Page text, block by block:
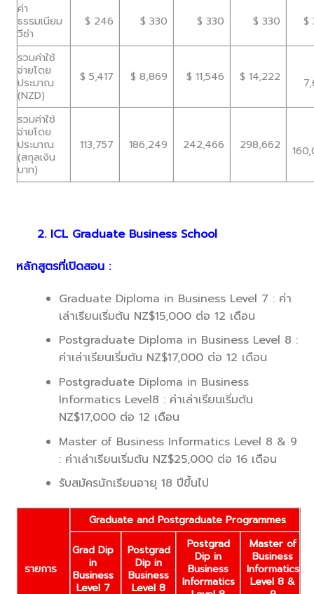
ค่า
ธรรมเนียม
วีซ่า
$ 246 $ 330 $ 330 $ 330 $
รวมค่าใช้
จ่ายโดย
ประมาณ
(NZD)
$ 5,417 $ 8,869 $ 11,546 $ 14,222
รวมค่าใช้
จ่ายโดย
ประมาณ
(สกุลเงิน
บาท)
113,757 186,249 242,466 298,662
2. ICL Graduate Business School
หลักสูตรที่เปิดสอน :
Graduate Diploma in Business Level 7 : ค่า
เล่าเรียนเริ่มต้น NZ$15,000 ต่อ 12 เดือน
Postgraduate Diploma in Business Level 8 :
ค่าเล่าเรียนเริ่มต้น NZ$17,000 ต่อ 12 เดือน
Postgraduate Diploma in Business
Informatics Level8 : ค่าเล่าเรียนเริ่มต้น
NZ$17,000 ต่อ 12 เดือน
Master of Business Informatics Level 8 & 9
: ค่าเล่าเรียนเริ่มต้น NZ$25,000 ต่อ 16 เดือน
รับสมัครนักเรียนอายุ 18 ปีขึ้นไป
รายการ
Graduate and Postgraduate Programmes
Grad Dip
in
Business
Level 7
Postgrad
Dip in
Business
Level 8
Postgrad
Dip in
Business
Informatics
Master of
Business
Informatics
Level 8 &